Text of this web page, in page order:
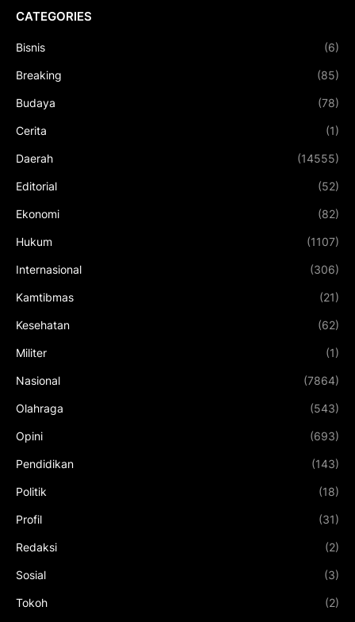
CATEGORIES
Bisnis (6)
Breaking (85)
Budaya (78)
Cerita (1)
Daerah (14555)
Editorial (52)
Ekonomi (82)
Hukum (1107)
Internasional (306)
Kamtibmas (21)
Kesehatan (62)
Militer (1)
Nasional (7864)
Olahraga (543)
Opini (693)
Pendidikan (143)
Politik (18)
Profil (31)
Redaksi (2)
Sosial (3)
Tokoh (2)